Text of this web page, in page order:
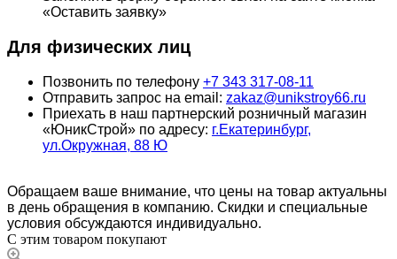
«Оставить заявку»
Для физических лиц
Позвонить по телефону +7 343 317-08-11
Отправить запрос на email: zakaz@unikstroy66.ru
Приехать в наш партнерский розничный магазин
«ЮникСтрой» по адресу: г.Екатеринбург,
ул.Окружная, 88 Ю
Обращаем ваше внимание, что цены на товар актуальны
в день обращения в компанию. Скидки и специальные
условия обсуждаются индивидуально.
С этим товаром покупают